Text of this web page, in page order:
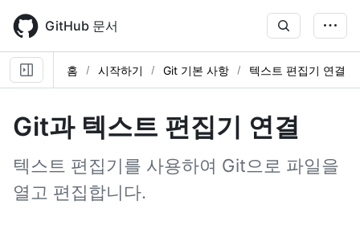
main
content
GitHub 문서
홈 시작하기 Git 기본 사항 텍스트 편집기 연결
Git과 텍스트 편집기 연결
텍스트 편집기를 사용하여 Git으로 파일을
열고 편집합니다.